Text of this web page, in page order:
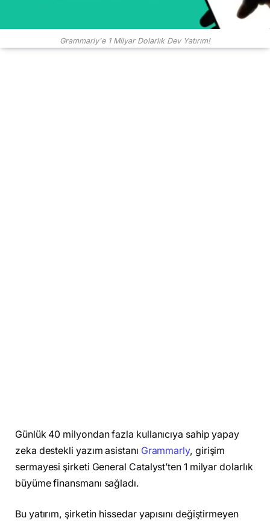
Grammarly'e 1 Milyar Dolarlık Dev Yatırım!
Günlük 40 milyondan fazla kullanıcıya sahip yapay
zeka destekli yazım asistanı Grammarly, girişim
sermayesi şirketi General Catalyst’ten 1 milyar dolarlık
büyüme finansmanı sağladı.
Bu yatırım, şirketin hissedar yapısını değiştirmeyen